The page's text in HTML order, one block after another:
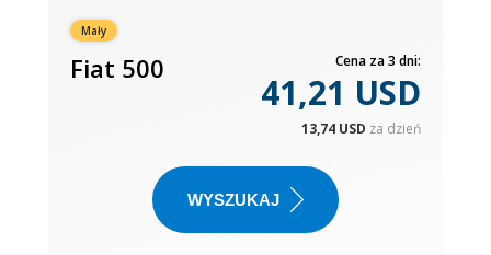
Mały
Fiat 500 Cena za 3 dni:
41,21 USD
13,74 USD za dzień
WYSZUKAJ